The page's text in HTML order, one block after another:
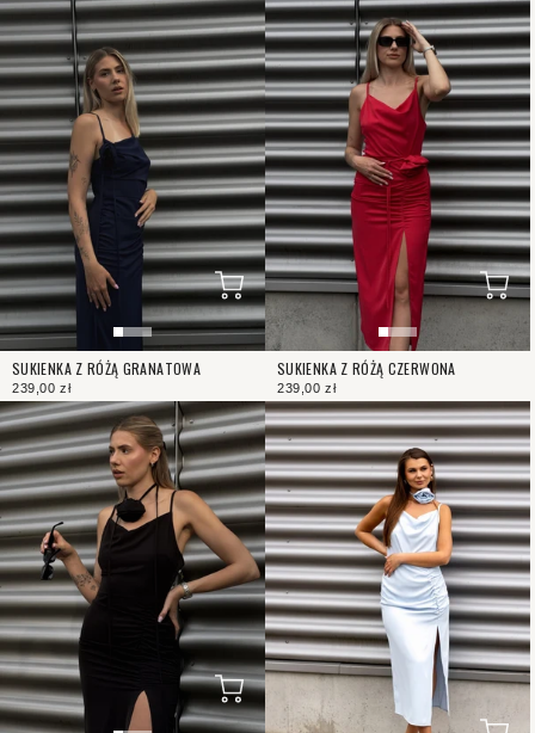
SUKIENKA Z RÓŻĄ GRANATOWA
239,00 zł
SUKIENKA Z RÓŻĄ CZERWONA
239,00 zł